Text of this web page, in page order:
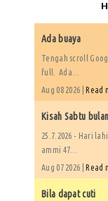
Ada buaya
Tengah scroll
full. Ada...
Aug 08 2026 | Read
Kisah Sabtu
25.7.2026 - Hari
ammi 47...
Aug 07 2026 | Read
Bila dapat cuti